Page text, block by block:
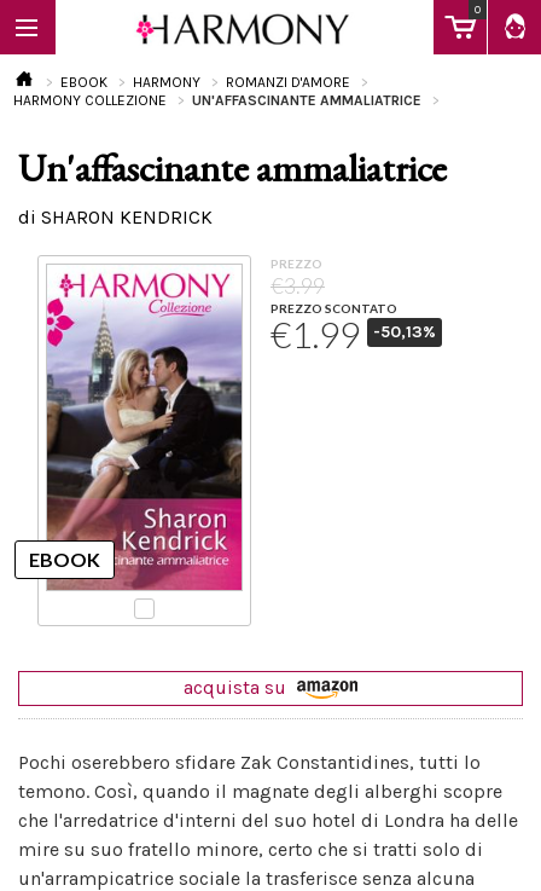
0
EBOOK
Calendario
EBOOK HARMONY
ROMANZI D'AMORE
HARMONY COLLEZIONE
UN'AFFASCINANTE AMMALIATRICE
Un'affascinante ammaliatrice
di SHARON KENDRICK
PREZZO
€3.99
PREZZO SCONTATO
€1.99 -50,13%
acquista su
Pochi oserebbero sfidare Zak Constantidines, tutti lo
temono. Così, quando il magnate degli alberghi scopre
che l'arredatrice d'interni del suo hotel di Londra ha delle
mire su suo fratello minore, certo che si tratti solo di
un'arrampicatrice sociale la trasferisce senza alcuna